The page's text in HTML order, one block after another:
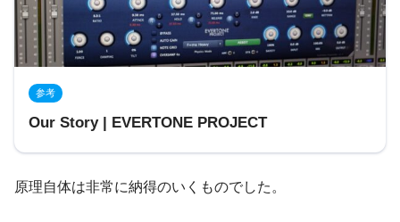
参考
Our Story | EVERTONE PROJECT
原理自体は非常に納得のいくものでした。